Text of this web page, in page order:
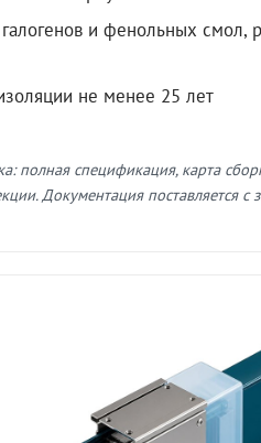
и фенольных смол,
не менее 25 лет
полная спецификация, карта
Документация поставляется с